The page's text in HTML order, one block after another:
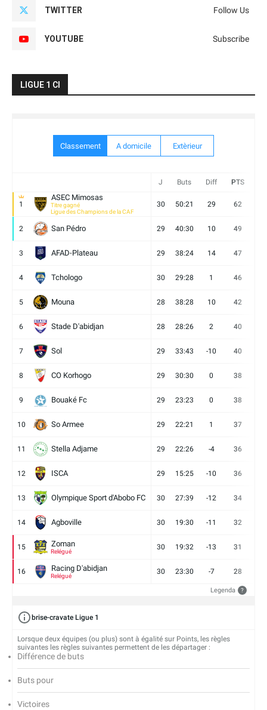
TWITTER Follow Us
YOUTUBE Subscribe
LIGUE 1 CI
Classement A domicile Extèrieur
J Buts Diff PTS
1
ASEC Mimosas
Titre gagné
Ligue des Champions de la CAF
30 50:21 29 62
2 San Pédro 29 40:30 10 49
3 AFAD-Plateau 29 38:24 14 47
4 Tchologo 30 29:28 1 46
5 Mouna 28 38:28 10 42
6 Stade D'abidjan 28 28:26 2 40
7 Sol 29 33:43 -10 40
8 CO Korhogo 29 30:30 0 38
9 Bouaké Fc 29 23:23 0 38
10 So Armee 29 22:21 1 37
11 Stella Adjame 29 22:26 -4 36
12 ISCA 29 15:25 -10 36
13 Olympique Sport d'Abobo FC 30 27:39 -12 34
14 Agboville 30 19:30 -11 32
15 Zoman
Relégué
30 19:32 -13 31
16 Racing D'abidjan
Relégué
30 23:30 -7 28
Legenda ?
brise-cravate Ligue 1
Lorsque deux équipes (ou plus) sont à égalité sur Points, les règles
suivantes les règles suivantes permettent de les départager :
Différence de buts
Buts pour
Victoires